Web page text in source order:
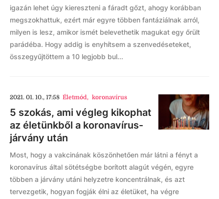
igazán lehet úgy kiereszteni a fáradt gőzt, ahogy korábban
megszokhattuk, ezért már egyre többen fantáziálnak arról,
milyen is lesz, amikor ismét belevethetik magukat egy őrült
parádéba. Hogy addig is enyhítsem a szenvedéseteket,
összegyűjtöttem a 10 legjobb bul...
2021. 01. 10., 17:58 Életmód, koronavírus
5 szokás, ami végleg kikophat
az életünkből a koronavírus-
járvány után
Most, hogy a vakcinának köszönhetően már látni a fényt a
koronavírus által sötétségbe borított alagút végén, egyre
többen a járvány utáni helyzetre koncentrálnak, és azt
tervezgetik, hogyan fogják élni az életüket, ha végre